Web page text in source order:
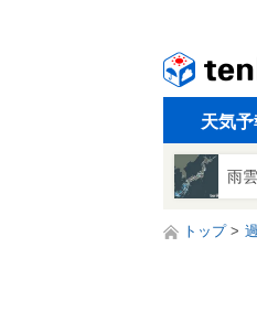
天気予
雨
トップ